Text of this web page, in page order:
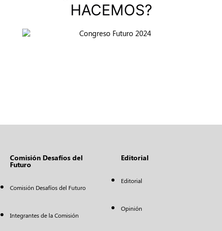
HACEMOS?
Comisión Desafíos del
Futuro
Comisión Desafíos del Futuro
Integrantes de la Comisión
Editorial
Editorial
Opinión